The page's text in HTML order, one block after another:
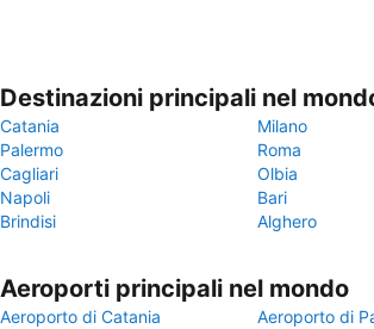
Destinazioni principali nel
Catania
Milano
Palermo
Roma
Cagliari
Olbia
Napoli
Bari
Brindisi
Alghero
Aeroporti principali nel mondo
Aeroporto di Catania
Aeroporto di